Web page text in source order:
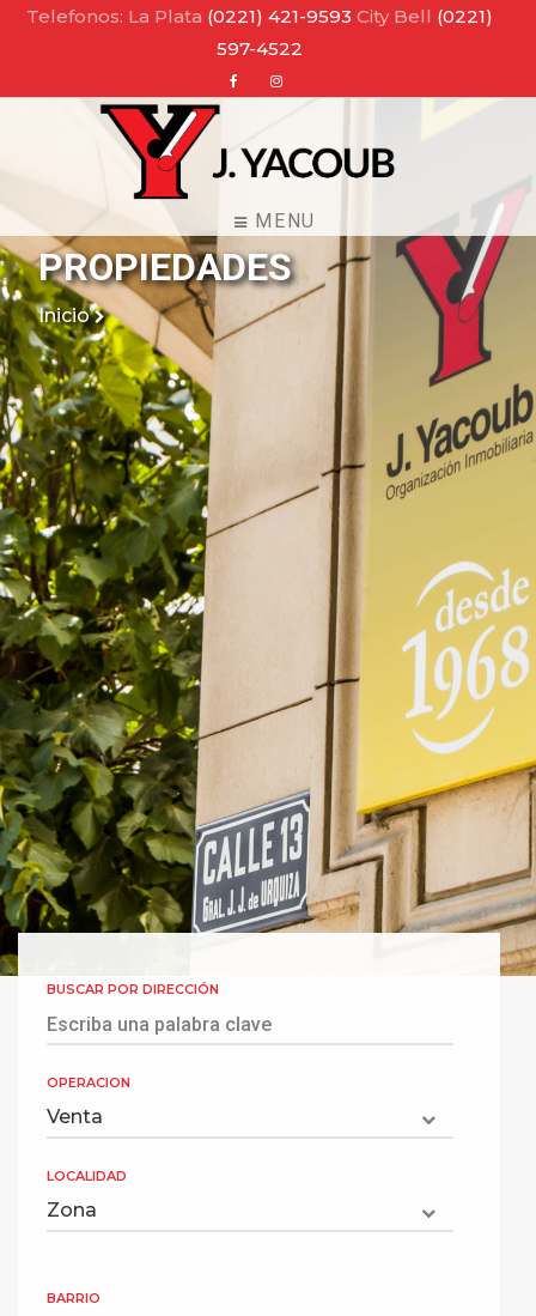
Telefonos: La Plata (0221) 421-9593 City Bell (0221)
597-4522
FacebookInstagram
MENU
PROPIEDADES
Inicio
BUSCAR POR DIRECCIÓN
OPERACION
LOCALIDAD
BARRIO